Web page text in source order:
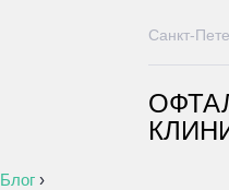
Санкт-
Блог ›